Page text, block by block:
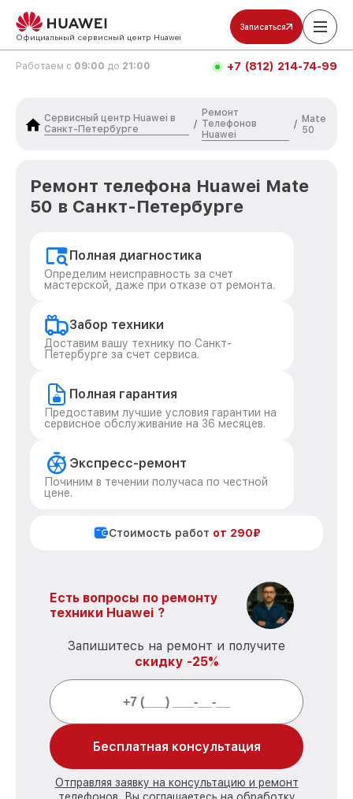
Официальный сервисный центр Huawei
Записаться
Работаем с 09:00 до 21:00 +7 (812) 214-74-99
Сервисный центр Huawei в
Санкт-Петербурге
/
Ремонт
Телефонов
Huawei
/ Mate
50
Ремонт телефона Huawei Mate
50 в Санкт-Петербурге
Полная диагностика
Определим неисправность за счет
мастерской, даже при отказе от ремонта.
Забор техники
Доставим вашу технику по Санкт-
Петербурге за счет сервиса.
Полная гарантия
Предоставим лучшие условия гарантии на
сервисное обслуживание на 36 месяцев.
Экспресс-ремонт
Починим в течении получаса по честной
цене.
Стоимость работ от 290₽
Есть вопросы по ремонту
техники Huawei ?
Запишитесь на ремонт и получите
скидку -25%
Бесплатная консультация
Отправляя заявку на консультацию и ремонт